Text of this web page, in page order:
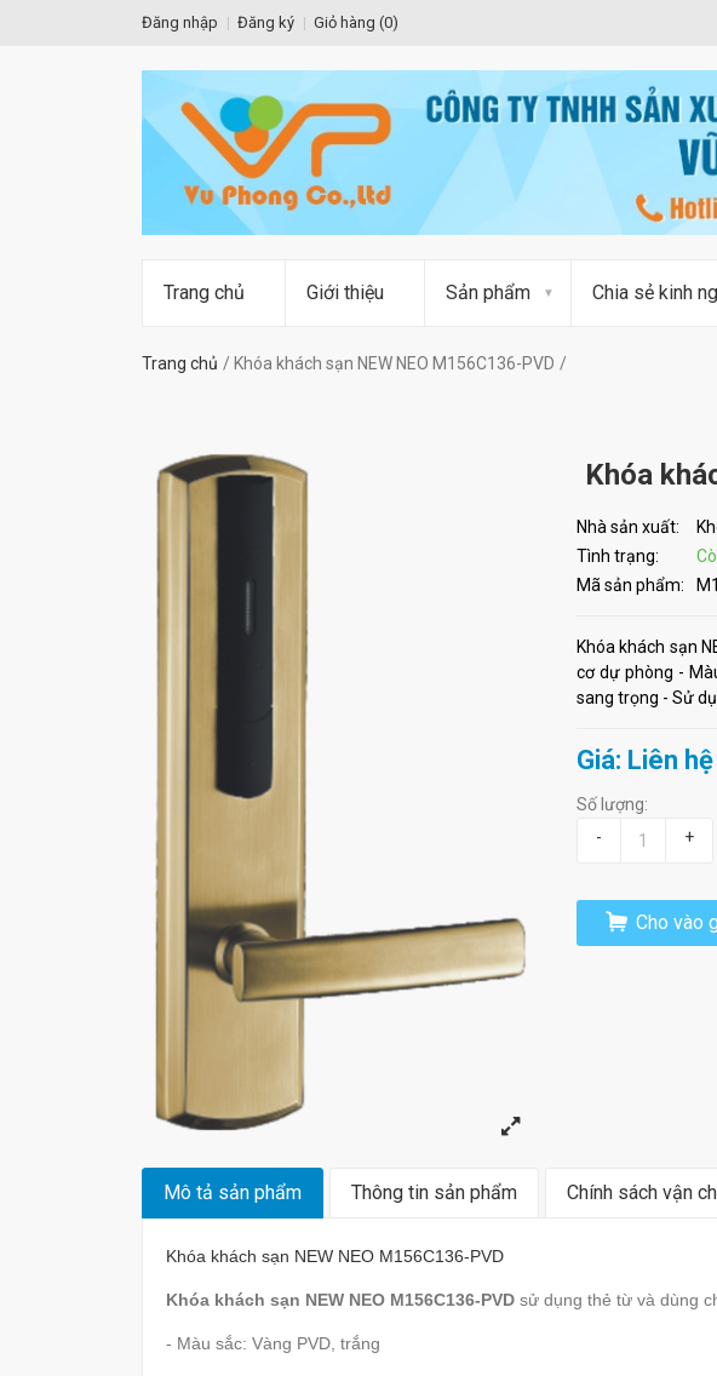
Đăng nhập Đăng ký Giỏ hàng (0)
Trang chủ Giới thiệu Sản phẩm Chia sẻ kinh
Trang chủ Khóa khách sạn NEW NEO M156C136-PVD
Khóa
Nhà sản xuất:
Tình trạng:
Mã sản phẩm:
Khóa khách sạn
cơ dự phòng -
sang trọng - Sử
Giá: Liên hệ
Số lượng:
-
+
Cho vào
Mô tả sản phẩm Thông tin sản phẩm Chính sách vận
Khóa khách sạn NEW NEO M156C136-PVD
Khóa khách sạn NEW NEO M156C136-PVD sử dụng thẻ từ và dùng
- Màu sắc: Vàng PVD, trắng